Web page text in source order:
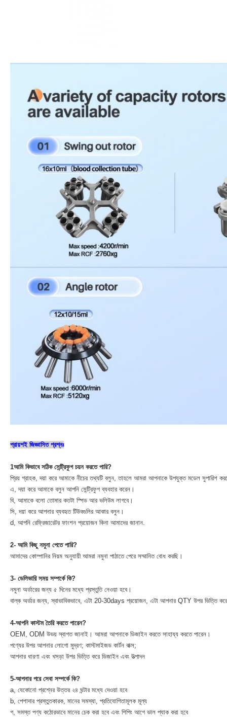
প্রায়শই জিজ্ঞাসিত প্রশ্নঃ
1আমি কিভাবে সঠিক সেন্ট্রিফুগ চয়ন করতে পারি?
প্রিয় গ্রাহক, দয়া করে আমাকে নীচের তথ্যটি বলুন, তাহলে আমরা আপনাকে উপযুক্ত মডেল সুপারিশ
এ, দয়া করে আমাকে বলুন আপনি সেন্ট্রিফুগ ব্যবহার করেন।
বি, আমাকে বলো তোমার কতটা স্পিড আর ভলিউম লাগবে।
সি, দয়া করে আপনার ব্যবহৃত টিউবগুলির আকার বলুন।
d, আপনি রেফ্রিজারেটর ফাংশন প্রয়োজন কিনা আমাদের জানান.
2- আমি কিছু নমুনা পেতে পারি?
আমাদের কোম্পানির নিয়ম অনুযায়ী আমরা নমুনা পাঠাতে পেরে সম্মানিত বোধ করছি।
3- ডেলিভারি সময় সম্পর্কে কি?
নমুনা অর্ডারের জন্য ৫ দিনের মধ্যে প্রস্তুতি নেওয়া হবে।
বাল্ক অর্ডার জন্য, স্বাভাবিকভাবে, এটা 20-30days প্রয়োজন, এটা আপনার QTY উপর ভিত্তি করে
4-আপনি কাস্টম তৈরি করতে পারেন?
OEM, ODM উভয় স্বাগত জানাই। আমরা আপনাকে ডিজাইন করতে সাহায্য করতে পারেন।
পণ্যের উপর আপনার লোগো মুদ্রণ; কাস্টমাইজড কার্টন বাক্স;
আপনার ধারণা এবং খসড়া উপর ভিত্তি করে ডিজাইন এবং উত্পাদন
5-আপনার পরে সেবা সম্পর্কে কি?
a, যেকোনো প্রশ্নের উত্তর ২৪ ঘন্টার মধ্যে দেওয়া হবে
b, পেশাদার প্রস্তুতকারক, মানের সমস্যা, প্রতিযোগিতামূলক মূল্য
গ, সমস্ত পণ্য কঠোরভাবে মানের চেক করা হবে এবং শিপিং আগে ভাল প্যাক করা হবে